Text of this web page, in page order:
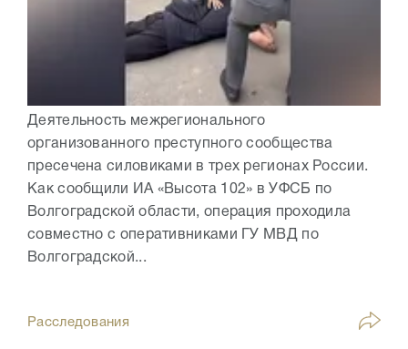
Деятельность межрегионального
организованного преступного сообщества
пресечена силовиками в трех регионах России.
Как сообщили ИА «Высота 102» в УФСБ по
Волгоградской области, операция проходила
совместно с оперативниками ГУ МВД по
Волгоградской...
Расследования